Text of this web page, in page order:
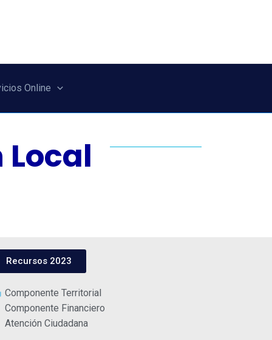
Online
Recursos 2023
Componente Territorial
Componente Financiero
Atención Ciudadana